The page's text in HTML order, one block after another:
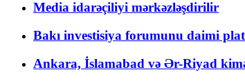
Media idarəçiliyi mərkəzləşdirilir
Bakı investisiya forumunu daimi
Ankara, İslamabad və Ər-Riyad